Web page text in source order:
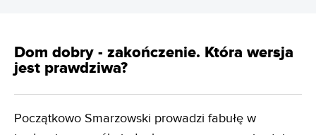
Dom dobry - zakończenie. Która wersja
jest prawdziwa?
Początkowo Smarzowski prowadzi fabułę w